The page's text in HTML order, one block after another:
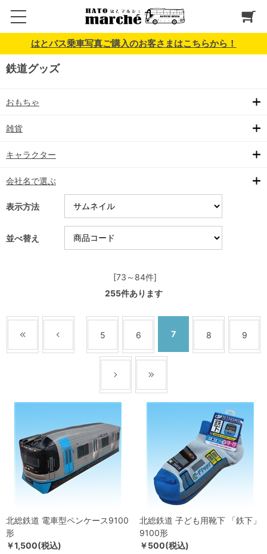
はとバス乗車写真ご購入のお客さまはこちらから！
鉄道グッズ
おもちゃ
雑貨
キャラクター
会社名で選ぶ
表示方法
並べ替え
[73～84件]
255件あります
5 6 7 8 9
北総鉄道 電車型ペンケース9100
形
￥1,500(税込)
北総鉄道 子ども用靴下 「鉄下」
9100形
￥500(税込)